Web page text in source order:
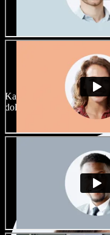
Široký
hlasov
Každý projekt môže znieť
dolaďte si ich podľa seba.